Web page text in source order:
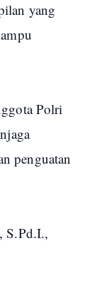
yang
Polri
penguatan
S.Pd.I.,